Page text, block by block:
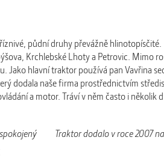
půdní druhy převážně hlinotopísčité.
Krchlebské Lhoty a Petrovic. Mimo
Jako hlavní traktor používá pan Vavřina
dodala naše firma prostřednictvím
a motor. Tráví v něm často i několik
Traktor dodalo v roce 2007